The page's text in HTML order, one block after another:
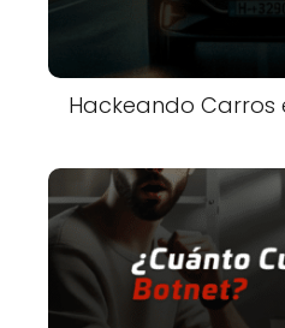
Hackeando Carros